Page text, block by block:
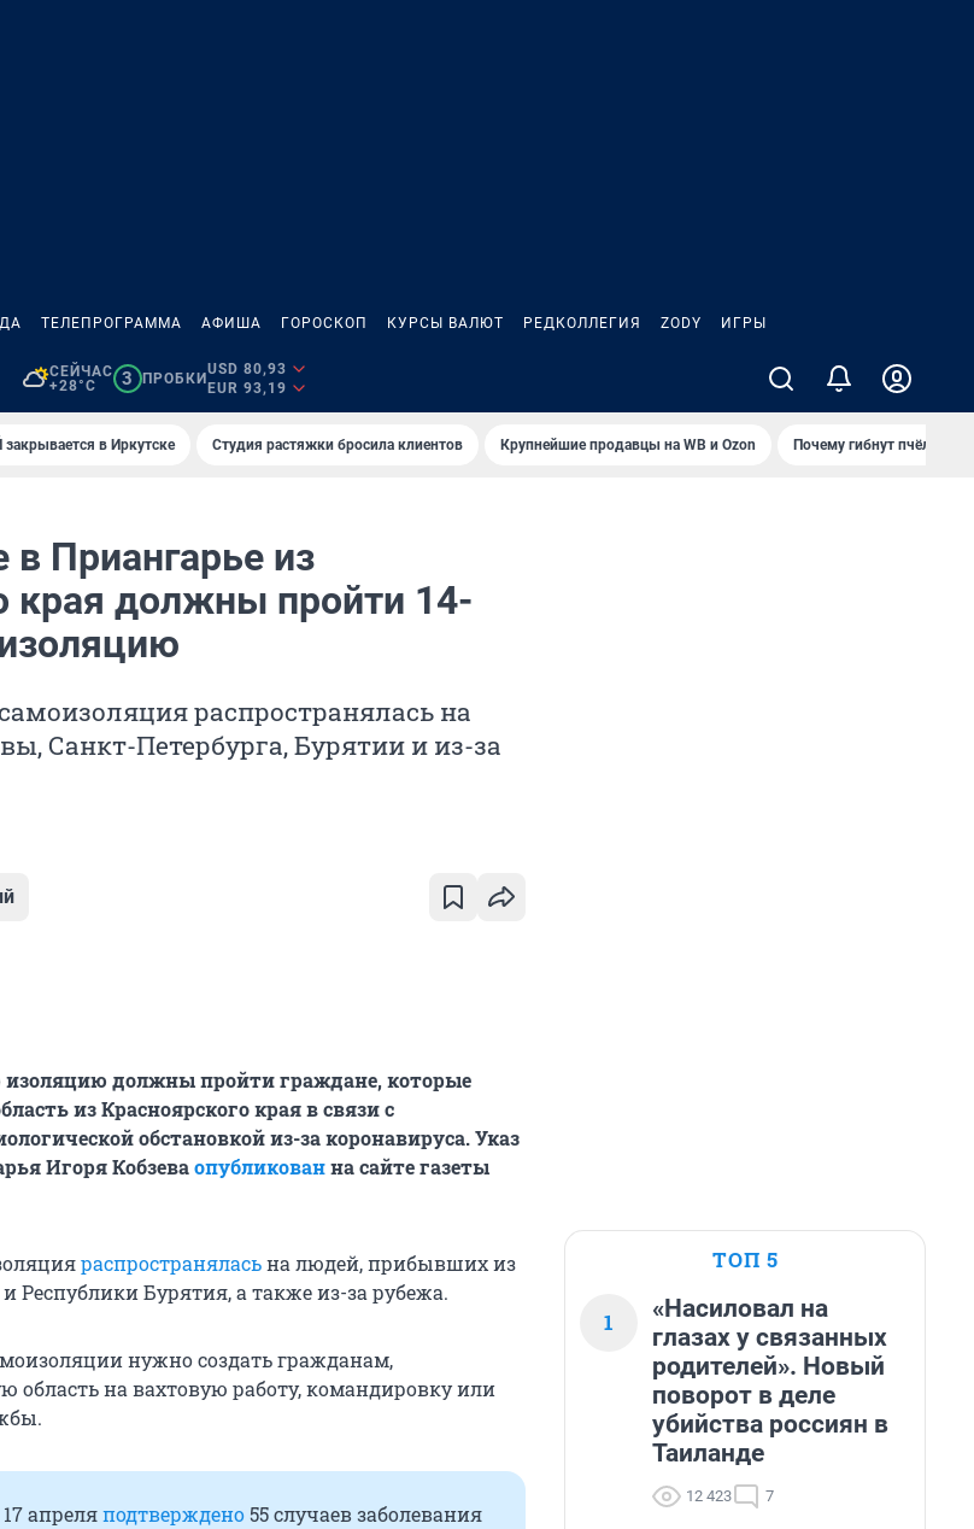
ТЕЛЕПРОГРАММА АФИША ГОРОСКОП КУРСЫ ВАЛЮТ РЕДКОЛЛЕГИЯ ZODY ИГРЫ
СЕЙЧАС
+28°C
3 ПРОБКИ
USD 80,93
EUR 93,19
в Иркутске Студия растяжки бросила клиентов Крупнейшие продавцы на WB и Ozon Почему гибнут пчёлы?
Приангарье из
края должны пройти 14-
распространялась на
Санкт-Петербурга, Бурятии и из-за
изоляцию должны пройти граждане, которые
из Красноярского края в связи с
обстановкой из-за коронавируса. Указ
Игоря Кобзеваопубликованна сайте газеты
распространяласьна людей, прибывших из
Республики Бурятия, а также из-за рубежа.
нужно создать гражданам,
на вахтовую работу, командировку или
апреляподтверждено55 случаев заболевания
ТОП 5
1
«Насиловал на
глазах у связанных
родителей». Новый
поворот в деле
убийства россиян в
Таиланде
12 423 7